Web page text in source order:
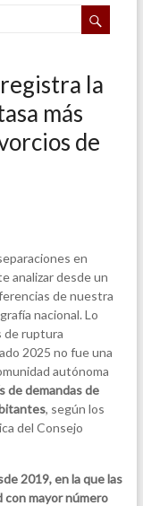
la
más
de
en
analizar desde un
de nuestra
nacional. Lo
de ruptura
2025 no fue una
autónoma
de demandas de
, según los
del Consejo
2019, en la que las
con mayor número